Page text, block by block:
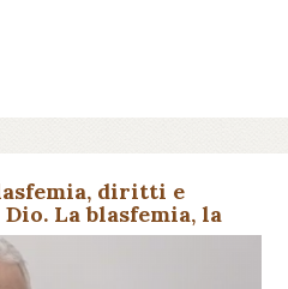
diritti e
La blasfemia, la